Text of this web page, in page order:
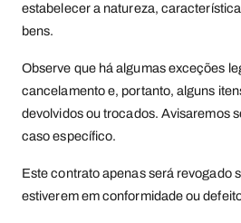
estabelecer a natureza,
bens.
Observe que há algumas exceções
cancelamento e, portanto, alguns
devolvidos ou trocados. Avisaremos
caso específico.
Este contrato apenas será revogado
estiverem em conformidade ou